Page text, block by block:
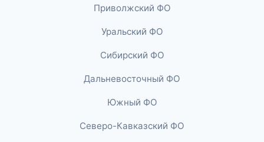
Приволжский ФО
Уральский ФО
Сибирский ФО
Дальневосточный ФО
Южный ФО
Северо-Кавказский ФО